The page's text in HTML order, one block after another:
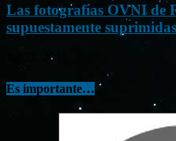
Las fotografías OVNI de
supuestamente
Jul 23, 2015
Es importante…